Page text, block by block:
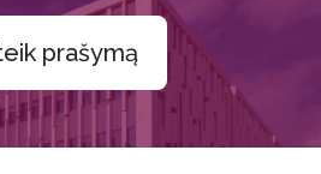
prašymą